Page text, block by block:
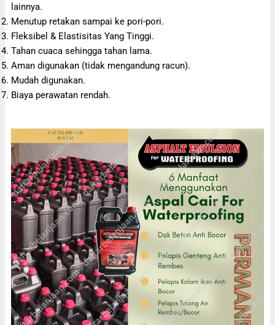
lainnya.
Menutup retakan sampai ke pori-pori.
Fleksibel & Elastisitas Yang Tinggi.
Tahan cuaca sehingga tahan lama.
Aman digunakan (tidak mengandung racun).
Mudah digunakan.
Biaya perawatan rendah.